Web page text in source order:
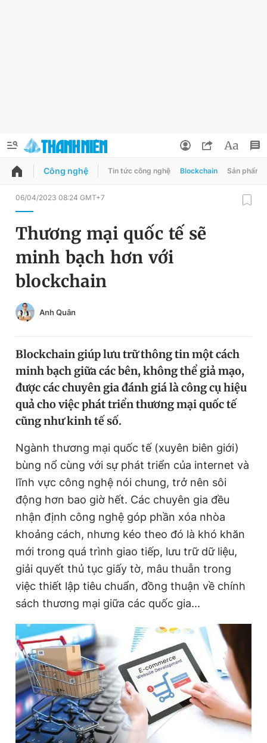
QUẢNG CÁO ĐẶT BÁO
Chuyên mục
Chuyên mục khác
Chào ngày mới
Video Magazine
Sản phẩm khác
Tiện ích Bạn cần biết
Thông tin tòa soạn Liên hệ quảng cáo
Đọc Thanh Niên trên điện thoại
Theo dõi báo trên
Hotline
0906 645 777
Liên hệ quảng cáo
0908 780 404
Đặt báo Quảng cáo RSS Tòa soạn Chính sách bảo
Đổi mật khẩu
Tin đã lưu
Công nghệ Tin tức công nghệ Blockchain Sản phẩm
06/04/2023 08:24 GMT+7
Thương mại quốc tế sẽ
minh bạch hơn với
blockchain
Anh Quân
Blockchain giúp lưu trữ thông tin một cách
minh bạch giữa các bên, không thể giả mạo,
được các chuyên gia đánh giá là công cụ hiệu
quả cho việc phát triển thương mại quốc tế
cũng như kinh tế số.
Ngành thương mại quốc tế (xuyên biên giới)
bùng nổ cùng với sự phát triển của internet và
lĩnh vực công nghệ nói chung, trở nên sôi
động hơn bao giờ hết. Các chuyên gia đều
nhận định công nghệ góp phần xóa nhòa
khoảng cách, nhưng kéo theo đó là khó khăn
mới trong quá trình giao tiếp, lưu trữ dữ liệu,
giải quyết thủ tục giấy tờ, mâu thuẫn trong
việc thiết lập tiêu chuẩn, đồng thuận về chính
sách thương mại giữa các quốc gia...